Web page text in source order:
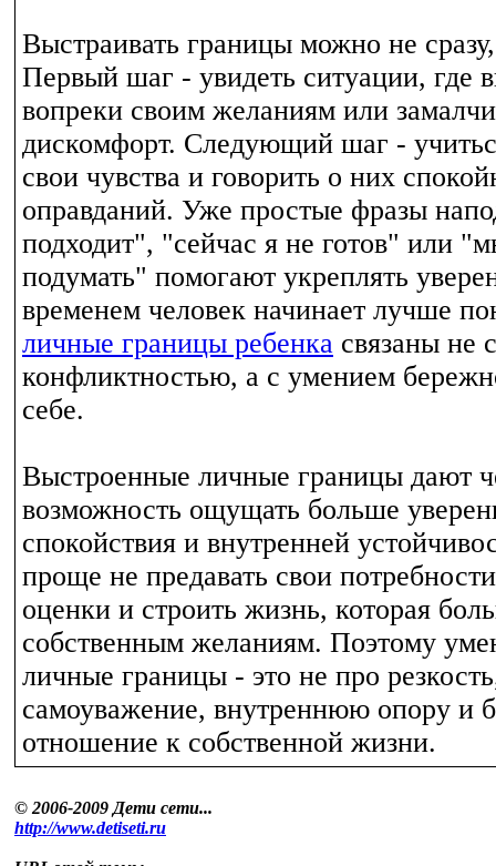
Выстраивать границы можно не
Первый шаг - увидеть ситуации, где
вопреки своим желаниям или
дискомфорт. Следующий шаг -
свои чувства и говорить о них
оправданий. Уже простые фразы
подходит", "сейчас я не готов" или
подумать" помогают укреплять
временем человек начинает лучше
личные границы ребенка связаны не с
конфликтностью, а с умением
себе.
Выстроенные личные границы дают
возможность ощущать больше
спокойствия и внутренней
проще не предавать свои
оценки и строить жизнь, которая
собственным желаниям. Поэтому
личные границы - это не про
самоуважение, внутреннюю опору и
отношение к собственной жизни.
© 2006-2009 Дети сети...
http://www.detiseti.ru